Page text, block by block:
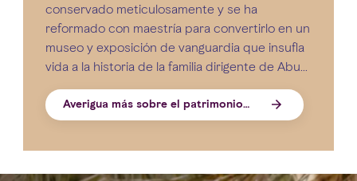
Qasr Al Muwaiji
conservado meticulosamente y se ha
reformado con maestría para convertirlo en un
museo y exposición de vanguardia que insufla
vida a la historia de la familia dirigente de Abu
Averigua más sobre el patrimonio
de la nación